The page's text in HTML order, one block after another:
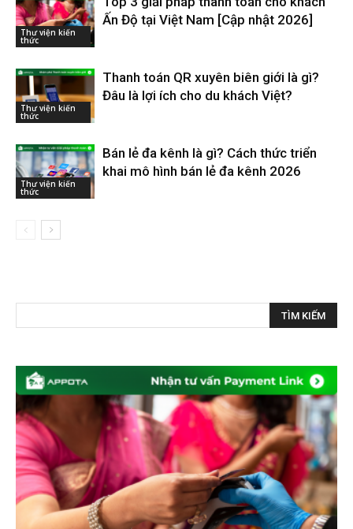
Thư viện kiến
thức
Ấn Độ tại Việt Nam [Cập nhật 2026]
Thư viện kiến
thức
Thanh toán QR xuyên biên giới là gì?
Đâu là lợi ích cho du khách Việt?
Thư viện kiến
thức
Bán lẻ đa kênh là gì? Cách thức triển
khai mô hình bán lẻ đa kênh 2026